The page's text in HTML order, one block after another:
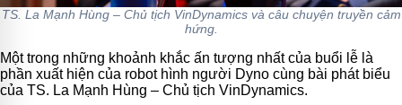
TS. La Mạnh Hùng – Chủ tịch VinDynamics và câu chuyện truyền cảm
hứng.
Một trong những khoảnh khắc ấn tượng nhất của buổi lễ là
phần xuất hiện của robot hình người Dyno cùng bài phát biểu
của TS. La Mạnh Hùng – Chủ tịch VinDynamics.